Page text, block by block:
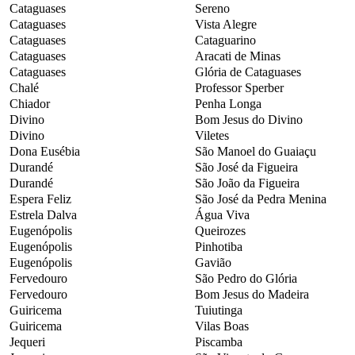
Cataguases
Sereno
Cataguases
Vista Alegre
Cataguases
Cataguarino
Cataguases
Aracati de Minas
Cataguases
Glória de Cataguases
Chalé
Professor Sperber
Chiador
Penha Longa
Divino
Bom Jesus do Divino
Divino
Viletes
Dona Eusébia
São Manoel do Guaiaçu
Durandé
São José da Figueira
Durandé
São João da Figueira
Espera Feliz
São José da Pedra Menina
Estrela Dalva
Água Viva
Eugenópolis
Queirozes
Eugenópolis
Pinhotiba
Eugenópolis
Gavião
Fervedouro
São Pedro do Glória
Fervedouro
Bom Jesus do Madeira
Guiricema
Tuiutinga
Guiricema
Vilas Boas
Jequeri
Piscamba